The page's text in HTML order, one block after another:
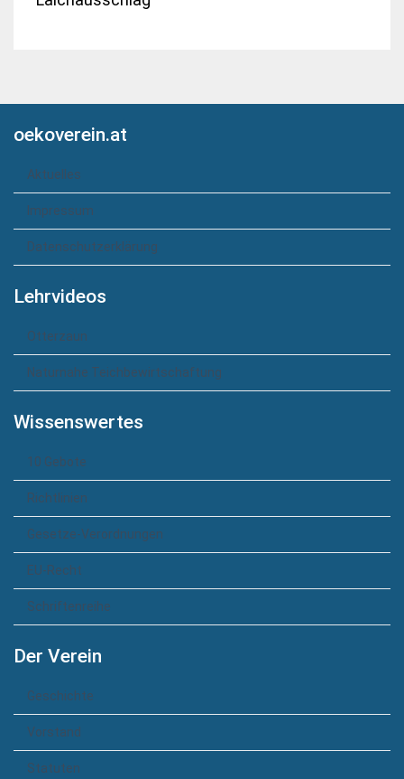
oekoverein.at
Aktuelles
Impressum
Datenschutzerklärung
Lehrvideos
Otterzaun
Naturnahe Teichbewirtschaftung
Wissenswertes
10 Gebote
Richtlinien
Gesetze-Verordnungen
EU-Recht
Schriftenreihe
Der Verein
Geschichte
Vorstand
Statuten